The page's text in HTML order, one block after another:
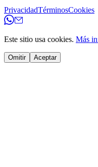
PrivacidadTérminosCookies
Este sitio usa cookies. Más
Omitir Aceptar